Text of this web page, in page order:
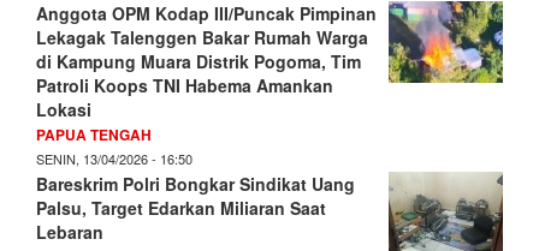
Anggota OPM Kodap III/Puncak Pimpinan
Lekagak Talenggen Bakar Rumah Warga
di Kampung Muara Distrik Pogoma, Tim
Patroli Koops TNI Habema Amankan
Lokasi
PAPUA TENGAH
SENIN, 13/04/2026 - 16:50
Bareskrim Polri Bongkar Sindikat Uang
Palsu, Target Edarkan Miliaran Saat
Lebaran